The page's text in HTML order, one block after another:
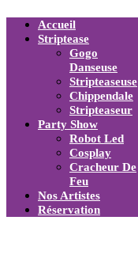
Accueil
Striptease
Gogo
Danseuse
Stripteaseuse
Chippendale
Stripteaseur
Party Show
Robot Led
Cosplay
Cracheur De
Feu
Nos Artistes
Réservation